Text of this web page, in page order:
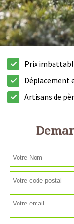
Prix
Déplacement
Artisans de